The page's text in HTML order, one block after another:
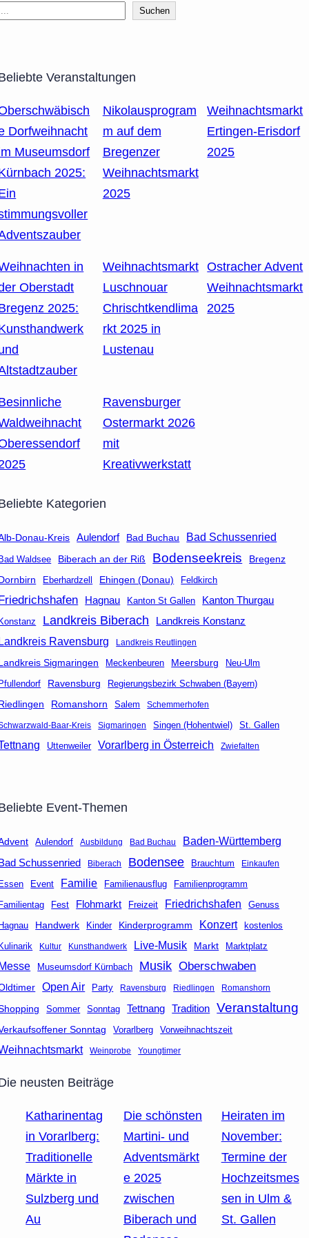
Suchen
Veranstaltungen
Dorfweihnacht
Museumsdorf
2025:
Nikolausprogram
m auf dem
Bregenzer
Weihnachtsmarkt
2025
Weihnachtsmarkt
Ertingen-Erisdorf
2025
in
Oberstadt
2025:
Weihnachtsmarkt
Luschnouar
Chrischtkendlima
rkt 2025 in
Lustenau
Ostracher Advent
Weihnachtsmarkt
2025
Ravensburger
Ostermarkt 2026
mit
Kreativwerkstatt
Kategorien
Donau-Kreis Aulendorf Bad Buchau Bad Schussenried
Bad Waldsee Biberach an der Riß Bodenseekreis
Bregenz
Dornbirn
Eberhardzell Ehingen (Donau) Feldkirch
Hagnau Kanton St Gallen Kanton Thurgau
Konstanz Landkreis Biberach Landkreis Konstanz
Ravensburg Landkreis Reutlingen
Sigmaringen Meckenbeuren Meersburg Neu-Ulm
Pfullendorf Ravensburg Regierungsbezirk Schwaben (Bayern)
Romanshorn Salem Schemmerhofen
Baar-Kreis Sigmaringen Singen (Hohentwiel) St. Gallen
Uttenweiler Vorarlberg in Österreich Zwiefalten
Event-Themen
Aulendorf Ausbildung Bad Buchau
Baden-Württemberg
Schussenried
Biberach Bodensee Brauchtum Einkaufen
Essen Event Familie Familienausflug Familienprogramm
Familientag Fest Flohmarkt Freizeit Friedrichshafen Genuss
Hagnau Handwerk Kinder Kinderprogramm Konzert kostenlos
Kulinarik Kultur Kunsthandwerk Live-Musik Markt Marktplatz
Messe Museumsdorf Kürnbach Musik Oberschwaben
Open Air Party Ravensburg Riedlingen Romanshorn
Sommer Sonntag Tettnang Tradition Veranstaltung
Sonntag Vorarlberg Vorweihnachtszeit
Weinprobe Youngtimer
neusten Beiträge
Katharinentag
in Vorarlberg:
Traditionelle
Märkte in
Sulzberg und
Au
Die schönsten
Martini- und
Adventsmärkt
e 2025
zwischen
Biberach und
Heiraten im
November:
Termine der
Hochzeitsmes
sen in Ulm &
St. Gallen